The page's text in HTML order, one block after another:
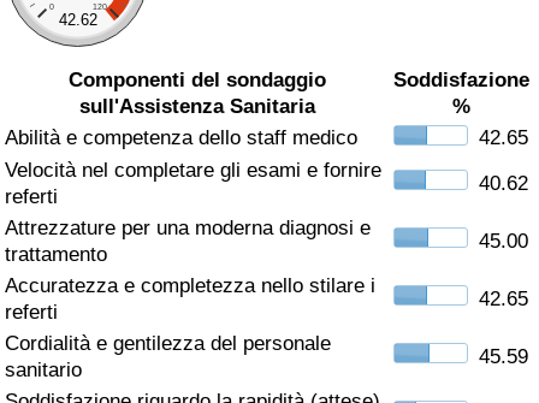
0 120
42.62
Componenti del sondaggio
sull'Assistenza Sanitaria
Soddisfazione
%
Abilità e competenza dello staff medico
42.65
Velocità nel completare gli esami e fornire
referti
40.62
Attrezzature per una moderna diagnosi e
trattamento
45.00
Accuratezza e completezza nello stilare i
referti
42.65
Cordialità e gentilezza del personale
sanitario
45.59
ad Aqaba
Criminalità
Indice del Tasso di Criminalità (Corrente)
Indice della Criminalità
Indice di criminalità per paese
Assistenza Sanitaria
Indice dell’Assistenza Sanitaria (Corrente)
Indice dell’Assistenza Sanitaria